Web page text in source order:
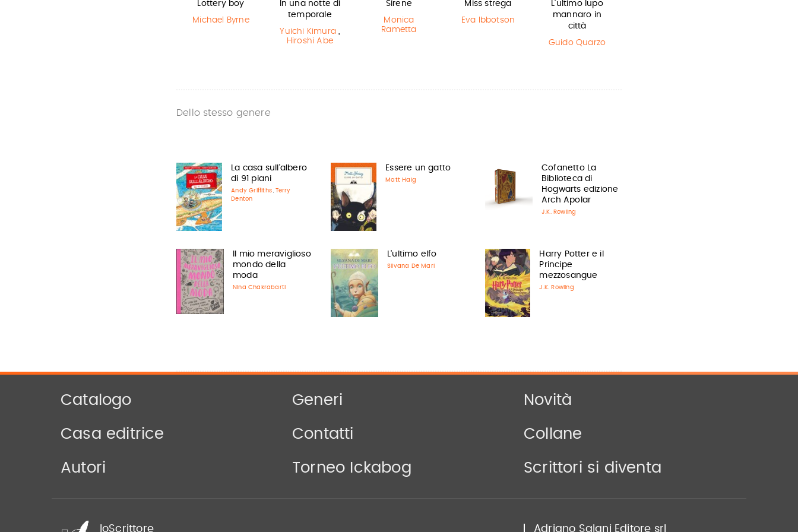
Lottery boy
Michael Byrne
In una notte di
temporale
Yuichi Kimura ,
Hiroshi Abe
Sirene
Monica
Rametta
Miss strega
Eva Ibbotson
L'ultimo lupo
mannaro in
città
Guido Quarzo
Dello stesso genere
La casa sull'albero
di 91 piani
Andy Griffiths , Terry
Denton
Essere un gatto
Matt Haig
Cofanetto La
Biblioteca di
Hogwarts edizione
Arch Apolar
J.K. Rowling
Il mio meraviglioso
mondo della
moda
Nina Chakrabarti
L'ultimo elfo
Silvana De Mari
Harry Potter e il
Principe
mezzosangue
J.K. Rowling
Catalogo Generi Novità
Casa editrice Contatti Collane
Autori Torneo Ickabog Scrittori si diventa
IoScrittore Adriano Salani Editore srl